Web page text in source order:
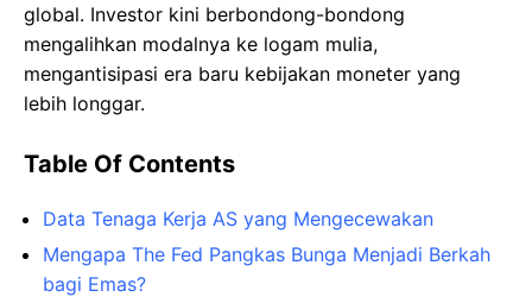
global. Investor kini berbondong-bondong
mengalihkan modalnya ke logam mulia,
mengantisipasi era baru kebijakan moneter yang
lebih longgar.
Table Of Contents
Data Tenaga Kerja AS yang Mengecewakan
Mengapa The Fed Pangkas Bunga Menjadi Berkah
bagi Emas?